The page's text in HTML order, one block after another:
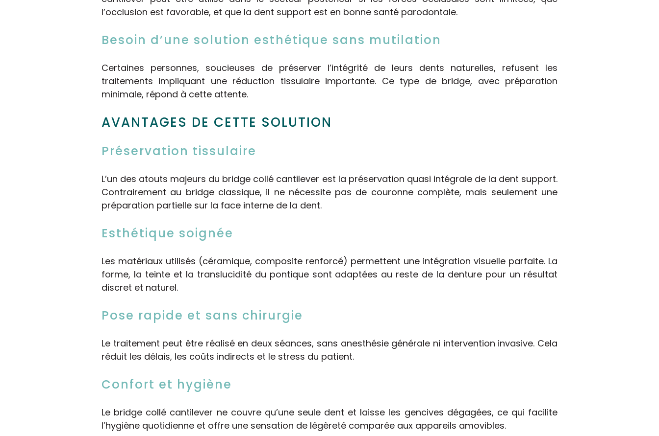
l’occlusion est favorable, et que la dent support est en bonne santé parodontale.
Besoin d’une solution esthétique sans mutilation
Certaines personnes, soucieuses de préserver l’intégrité de leurs dents naturelles, refusent les
traitements impliquant une réduction tissulaire importante. Ce type de bridge, avec préparation
minimale, répond à cette attente.
AVANTAGES DE CETTE SOLUTION
Préservation tissulaire
L’un des atouts majeurs du bridge collé cantilever est la préservation quasi intégrale de la dent support.
Contrairement au bridge classique, il ne nécessite pas de couronne complète, mais seulement une
préparation partielle sur la face interne de la dent.
Esthétique soignée
Les matériaux utilisés (céramique, composite renforcé) permettent une intégration visuelle parfaite. La
forme, la teinte et la translucidité du pontique sont adaptées au reste de la denture pour un résultat
discret et naturel.
Pose rapide et sans chirurgie
Le traitement peut être réalisé en deux séances, sans anesthésie générale ni intervention invasive. Cela
réduit les délais, les coûts indirects et le stress du patient.
Confort et hygiène
Le bridge collé cantilever ne couvre qu’une seule dent et laisse les gencives dégagées, ce qui facilite
l’hygiène quotidienne et offre une sensation de légèreté comparée aux appareils amovibles.